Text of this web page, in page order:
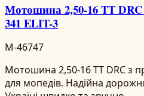
Мотошина 2,50-16 TT DRC
341 ELIT-3
M-46747
Мотошина 2,50-16 TT DRC з
для мопедів. Надійна